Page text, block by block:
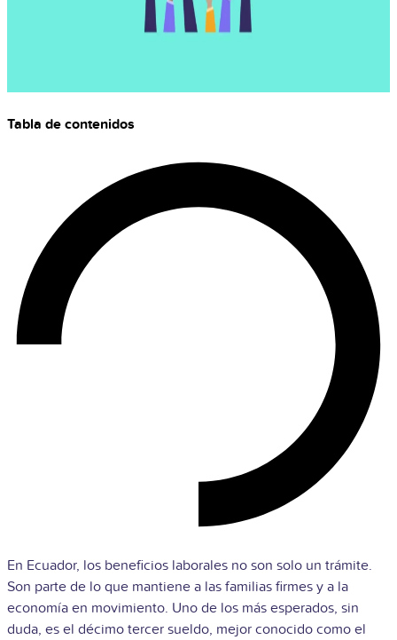
Tabla de contenidos
En Ecuador, los beneficios laborales no son solo un trámite.
Son parte de lo que mantiene a las familias firmes y a la
economía en movimiento. Uno de los más esperados, sin
duda, es el décimo tercer sueldo, mejor conocido como el